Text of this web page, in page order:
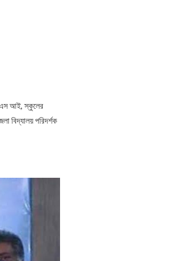
এস আই, স্কুলের
বিদ্যালয় পরিদর্শক